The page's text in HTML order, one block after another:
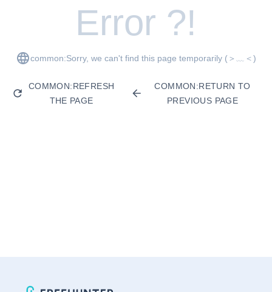
Error ?!
common:Sorry, we can't find this page temporarily (＞﹏＜)
COMMON:REFRESH
THE PAGE
COMMON:RETURN TO
PREVIOUS PAGE